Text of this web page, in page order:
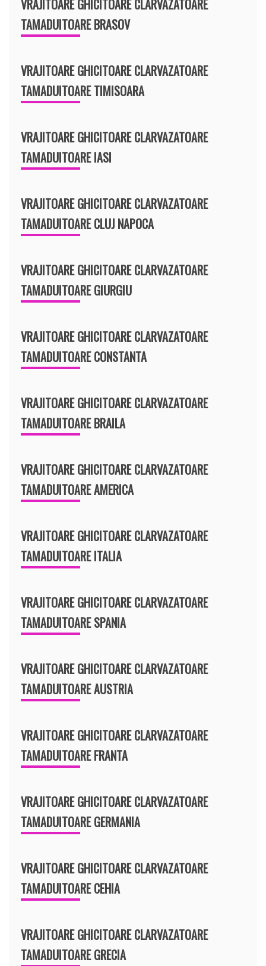
VRAJITOARE GHICITOARE CLARVAZATOARE
TAMADUITOARE BRASOV
VRAJITOARE GHICITOARE CLARVAZATOARE
TAMADUITOARE TIMISOARA
VRAJITOARE GHICITOARE CLARVAZATOARE
TAMADUITOARE IASI
VRAJITOARE GHICITOARE CLARVAZATOARE
TAMADUITOARE CLUJ NAPOCA
VRAJITOARE GHICITOARE CLARVAZATOARE
TAMADUITOARE GIURGIU
VRAJITOARE GHICITOARE CLARVAZATOARE
TAMADUITOARE CONSTANTA
VRAJITOARE GHICITOARE CLARVAZATOARE
TAMADUITOARE BRAILA
VRAJITOARE GHICITOARE CLARVAZATOARE
TAMADUITOARE AMERICA
VRAJITOARE GHICITOARE CLARVAZATOARE
TAMADUITOARE ITALIA
VRAJITOARE GHICITOARE CLARVAZATOARE
TAMADUITOARE SPANIA
VRAJITOARE GHICITOARE CLARVAZATOARE
TAMADUITOARE AUSTRIA
VRAJITOARE GHICITOARE CLARVAZATOARE
TAMADUITOARE FRANTA
VRAJITOARE GHICITOARE CLARVAZATOARE
TAMADUITOARE GERMANIA
VRAJITOARE GHICITOARE CLARVAZATOARE
TAMADUITOARE CEHIA
VRAJITOARE GHICITOARE CLARVAZATOARE
TAMADUITOARE GRECIA